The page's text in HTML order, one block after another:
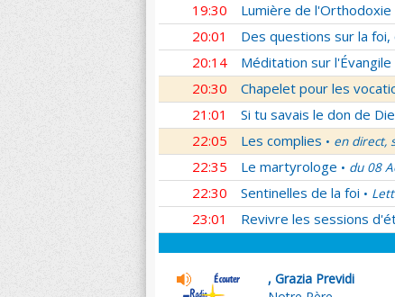
19:30 Lumière de l'Orthodoxie
20:01 Des questions sur la
20:14 Méditation sur
20:30 Chapelet pour les
21:01 Si tu savais le don de
22:05 Les complies • en direct,
22:35 Le martyrologe • du 08
22:30 Sentinelles de la foi •
23:01 Revivre les sessions
, Grazia Previdi